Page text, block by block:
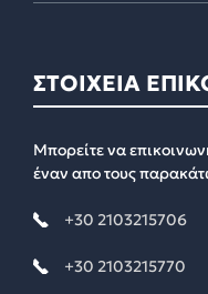
ΣΤΟΙΧΕΙΑ
Μπορείτε να
έναν απο τους
+30 2103215706
+30 2103215770